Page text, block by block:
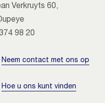
Verkruyts 60,
98 20
Neem contact met ons op
Hoe u ons kunt vinden